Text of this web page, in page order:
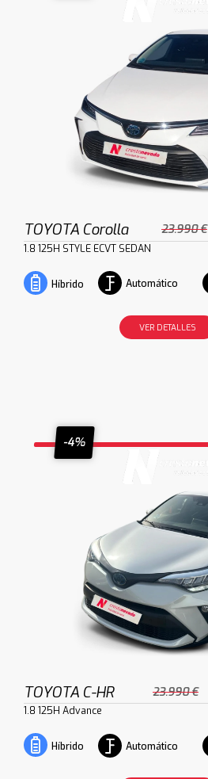
TOYOTA Corolla 23.990 €
1.8 125H STYLE ECVT SEDAN
Híbrido Automático
VER DETALLES
-4%
TOYOTA C-HR 23.990 €
1.8 125H Advance
Híbrido Automático